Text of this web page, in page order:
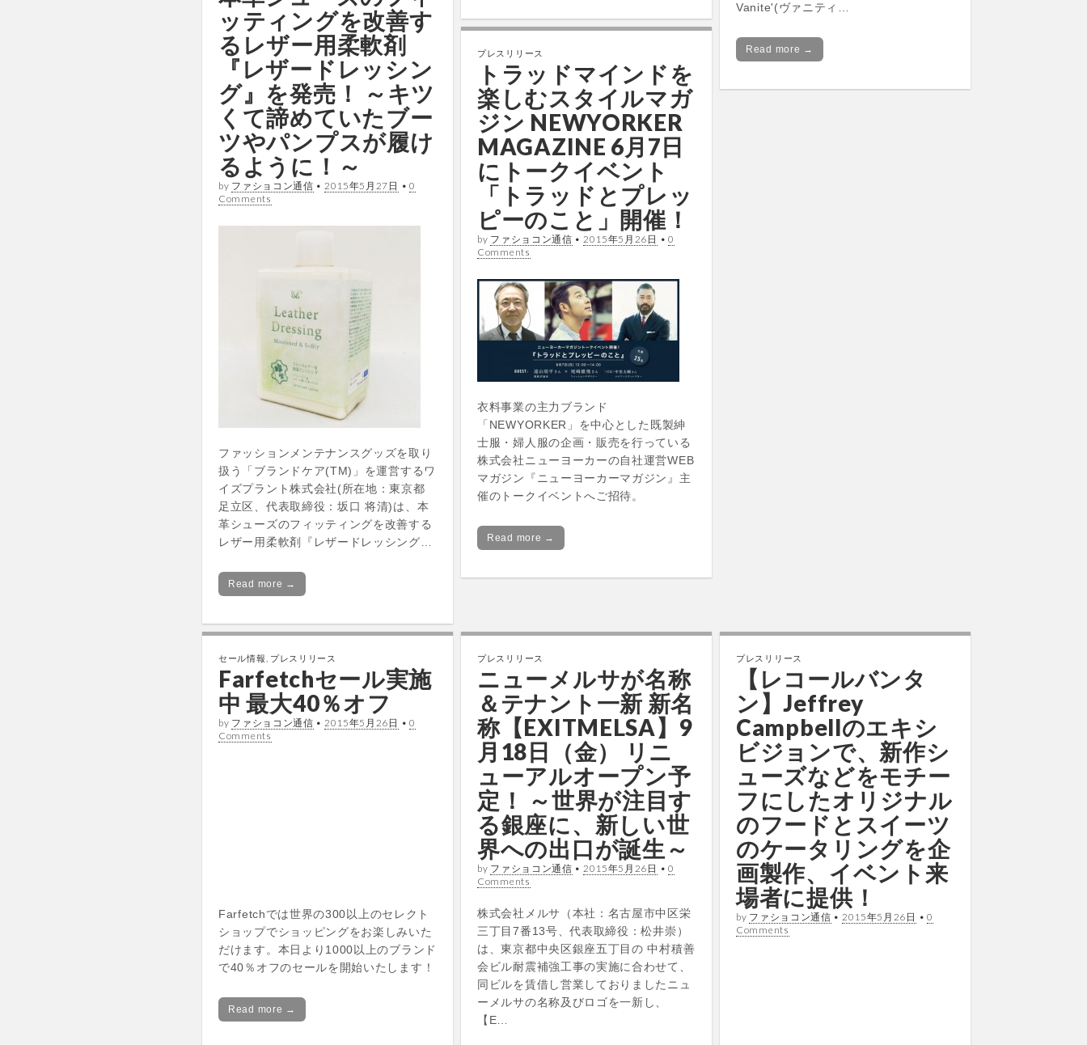
Vanite'(ヴァニティ…
Read more →
ッティングを改善す
るレザー用柔軟剤
『レザードレッシン
グ』を発売！ ～キツ
くて諦めていたブー
ツやパンプスが履け
るように！～
by ファショコン通信 • 2015年5月27日 • 0
Comments
ファッションメンテナンスグッズを取り
扱う「ブランドケア(TM)」を運営するワ
イズプラント株式会社(所在地：東京都
足立区、代表取締役：坂口 将清)は、本
革シューズのフィッティングを改善する
レザー用柔軟剤『レザードレッシング…
Read more →
プレスリリース
トラッドマインドを
楽しむスタイルマガ
ジン NEWYORKER
MAGAZINE 6月7日
にトークイベント
「トラッドとプレッ
ピーのこと」開催！
by ファショコン通信 • 2015年5月26日 • 0
Comments
衣料事業の主力ブランド
「NEWYORKER」を中心とした既製紳
士服・婦人服の企画・販売を行っている
株式会社ニューヨーカーの自社運営WEB
マガジン『ニューヨーカーマガジン』主
催のトークイベントへご招待。
Read more →
セール情報 プレスリリース
Farfetchセール実施
中 最大40％オフ
by ファショコン通信 • 2015年5月26日 • 0
Comments
Farfetchでは世界の300以上のセレクト
ショップでショッピングをお楽しみいた
だけます。本日より1000以上のブランド
で40％オフのセールを開始いたします！
Read more →
プレスリリース
ニューメルサが名称
＆テナント一新 新名
称【EXITMELSA】9
月18日（金） リニ
ューアルオープン予
定！ ～世界が注目す
る銀座に、新しい世
界への出口が誕生～
by ファショコン通信 • 2015年5月26日 • 0
Comments
株式会社メルサ（本社：名古屋市中区栄
三丁目7番13号、代表取締役：松井崇）
は、東京都中央区銀座五丁目の 中村積善
会ビル耐震補強工事の実施に合わせて、
同ビルを賃借し営業しておりましたニュ
ーメルサの名称及びロゴを一新し、
【E…
プレスリリース
【レコールバンタ
ン】Jeffrey
Campbellのエキシ
ビジョンで、新作シ
ューズなどをモチー
フにしたオリジナル
のフードとスイーツ
のケータリングを企
画製作、イベント来
場者に提供！
by ファショコン通信 • 2015年5月26日 • 0
Comments